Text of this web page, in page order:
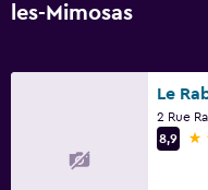
les-Mimosas
Le
8,9
3